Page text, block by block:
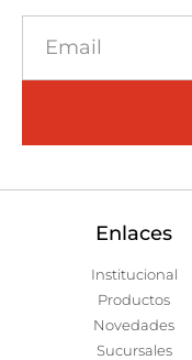
Enlaces
Institucional
Productos
Novedades
Sucursales